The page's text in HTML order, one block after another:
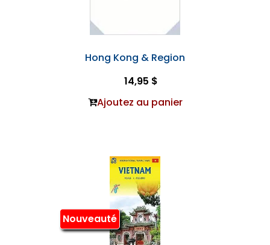
Hong Kong & Region
14,95 $
Ajoutez au panier
Nouveauté